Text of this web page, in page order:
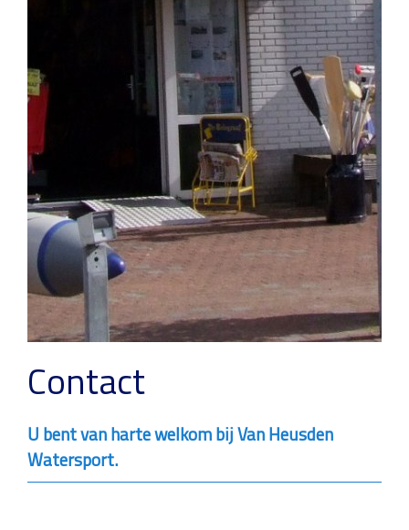
Contact
U bent van harte welkom bij Van Heusden
Watersport.